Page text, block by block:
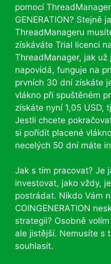
pomocí
GENERATION? Stejně
ThreadManageru
získáváte Trial licenci
ThreadManager, jak už
napovídá, funguje na
prvních 30 dní získáte
vlákno při spuštěném
získáte nyní 1,05 USD,
Jestli chcete
si pořídit placené
necelých 50 dní máte
Jak s tím pracovat? Je
investovat, jako vždy,
postrádat. Nikdo Vám
COINGENERATION
strategii? Osobně
ale jistější. Nemusíte s
souhlasit.